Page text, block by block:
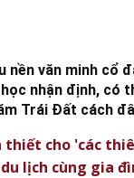
nền văn minh cổ
nhận định, có
Trái Đất cách
thiết cho 'các
lịch cùng gia